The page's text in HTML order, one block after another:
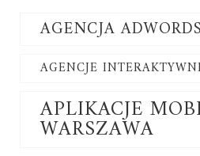
AGENCJA ADWORDS
AGENCJE
APLIKACJE
WARSZAWA